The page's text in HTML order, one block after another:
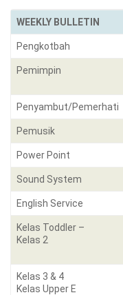
WEEKLY BULLETIN
Pengkotbah
Pemimpin
Penyambut/Pemerhati
Pemusik
Power Point
Sound System
English Service
Kelas Toddler –
Kelas 2
Kelas 3 & 4
Kelas Upper E